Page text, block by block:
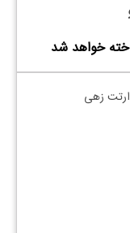
خواهد شد
زهی